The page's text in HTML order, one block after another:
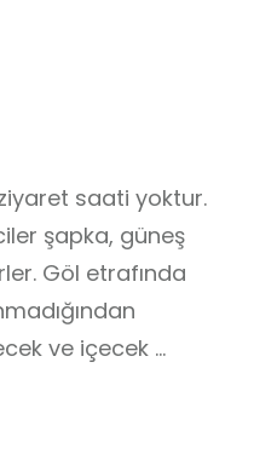
saati yoktur.
şapka, güneş
Göl etrafında
ve içecek